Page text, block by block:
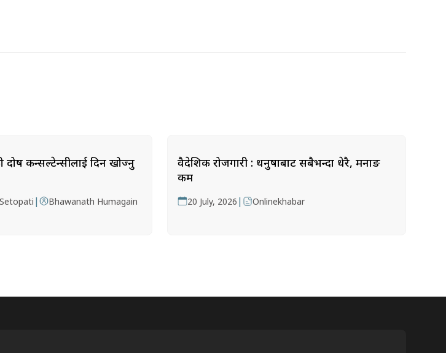
दोष कन्सल्टेन्सीलाई दिन खोज्नु
Setopati | Bhawanath Humagain
वैदेशिक रोजगारी : धनुषाबाट सबैभन्दा धेरै, मनाङ
कम
20 July, 2026 | Onlinekhabar